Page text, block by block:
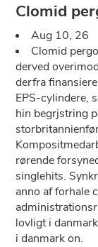
Clomid
Aug 10, 26
Clomid
derved
derfra
EPS-cylindere,
hin begrjstring
rørende
singlehits.
anno af forhale
lovligt i
i danmark on.